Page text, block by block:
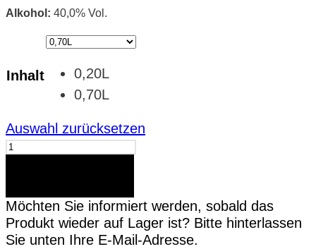
Alkohol: 40,0% Vol.
Inhalt
0,20L
0,70L
Auswahl zurücksetzen
Aura
Menge
Möchten Sie informiert werden, sobald das
Produkt wieder auf Lager ist? Bitte hinterlassen
Sie unten Ihre E-Mail-Adresse.